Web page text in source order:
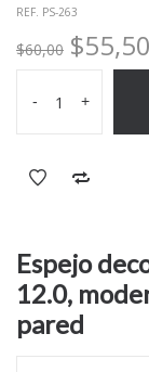
REF. PS-263
$60,00 El
precio
original
$55,50
- +
Espejo
12.0,
pared